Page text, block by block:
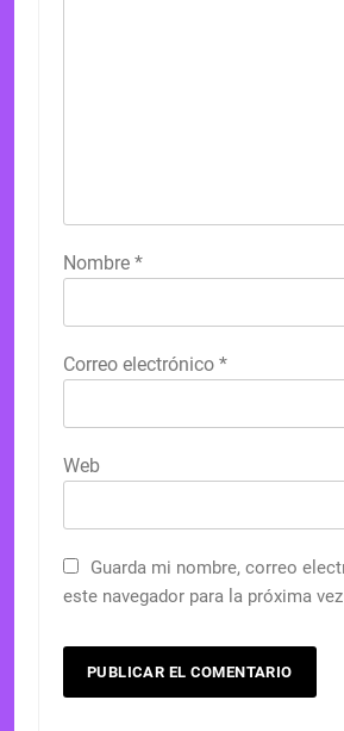
Nombre *
Correo electrónico *
Web
Guarda mi nombre, correo
este navegador para la próxima